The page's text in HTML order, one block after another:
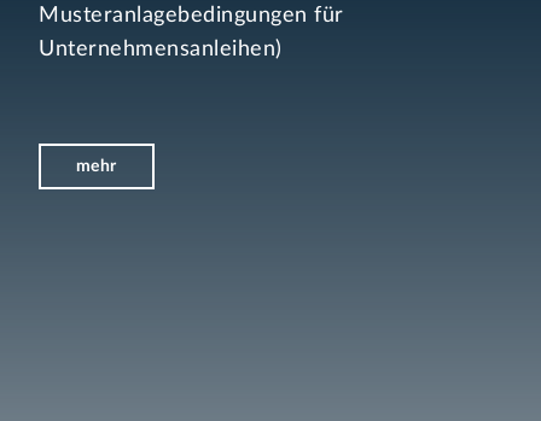
Musteranlagebedingungen für
Unternehmensanleihen)
mehr